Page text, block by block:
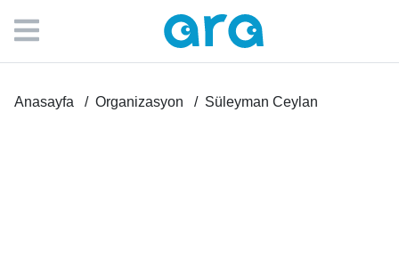
Anasayfa Organizasyon Süleyman Ceylan